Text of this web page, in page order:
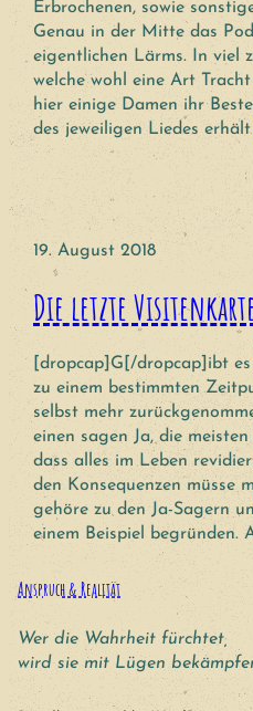
Erbrochenen, sowie
Genau in der Mitte das
eigentlichen Lärms. In viel
welche wohl eine Art
hier einige Damen ihr
des jeweiligen Liedes erhält
19. August 2018
Die letzte Visitenkarte
[dropcap]G[/dropcap]ibt
zu einem bestimmten
selbst mehr
einen sagen Ja, die
dass alles im Leben
den Konsequenzen müsse
gehöre zu den Ja-Sagern
einem Beispiel begründen.
Anspruch & Realität
Wer die Wahrheit fürchtet,
wird sie mit Lügen